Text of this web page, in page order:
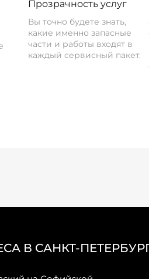
Прозрачность услуг
Вы точно будете знать,
какие именно запасные
части и работы входят в
каждый сервисный пакет.
В САНКТ-